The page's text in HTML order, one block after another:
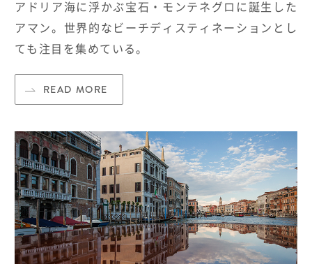
アドリア海に浮かぶ宝石・モンテネグロに誕生した
アマン。世界的なビーチディスティネーションとし
ても注目を集めている。
READ MORE